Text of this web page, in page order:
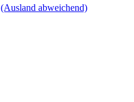
(Ausland abweichend)